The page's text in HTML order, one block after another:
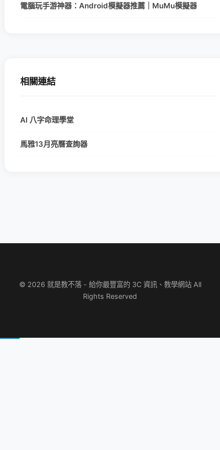
電腦玩手游神器：Android模擬器推薦｜MuMu模擬器
相關連結
AI 八字命理學堂
馬雅13月亮曆查詢器
© 2026 就是教不落 - 給你最豐富的 3C 資訊、教學網站 All
Rights Reserved